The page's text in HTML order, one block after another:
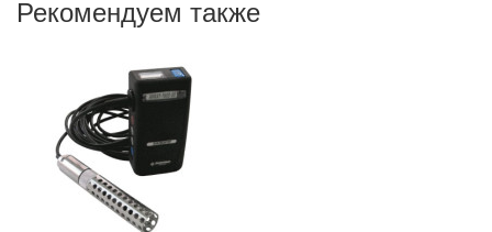
Рекомендуем также